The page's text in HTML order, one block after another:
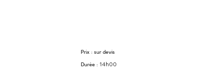
Prix : sur devis
Durée : 14h00